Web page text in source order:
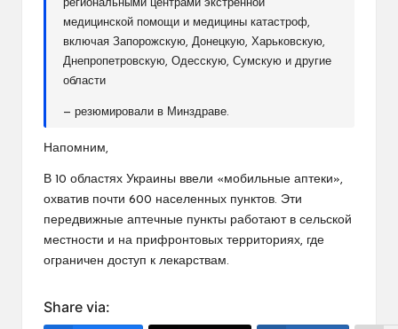
региональными центрами экстренной
медицинской помощи и медицины катастроф,
включая Запорожскую, Донецкую, Харьковскую,
Днепропетровскую, Одесскую, Сумскую и другие
области
— резюмировали в Минздраве.
Напомним,
В 10 областях Украины ввели «мобильные аптеки»,
охватив почти 600 населенных пунктов. Эти
передвижные аптечные пункты работают в сельской
местности и на прифронтовых территориях, где
ограничен доступ к лекарствам.
Share via: